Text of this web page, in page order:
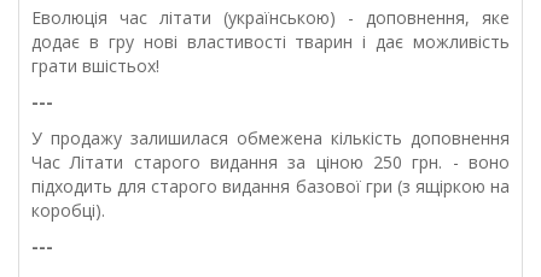
Еволюція час літати (українською) - доповнення, яке
додає в гру нові властивості тварин і дає можливість
грати вшістьох!
---
У продажу залишилася обмежена кількість доповнення
Час Літати старого видання за ціною 250 грн. - воно
підходить для старого видання базової гри (з ящіркою на
коробці).
---